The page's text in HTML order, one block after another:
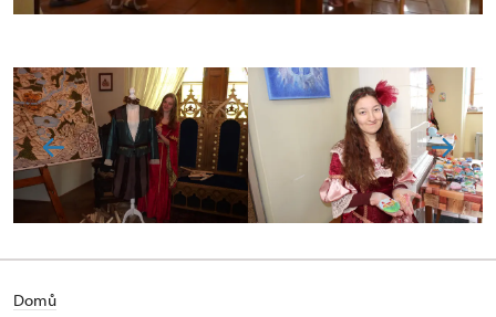
Domů